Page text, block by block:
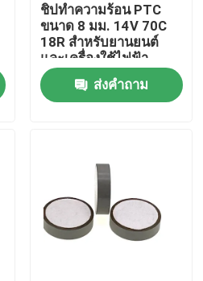
ชิปทำความร้อน PTC
ขนาด 8 มม. 14V 70C
18R สำหรับยานยนต์
และเครื่องใช้ไฟฟ้า
ส่งคำถาม